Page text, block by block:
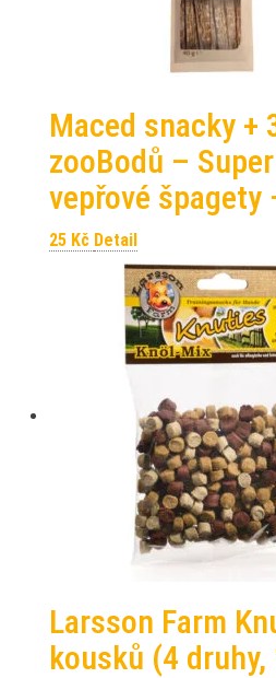
Maced snacky +
zooBodů –
vepřové špagety
25 Kč Detail
Larsson Farm
kousků (4 druhy,